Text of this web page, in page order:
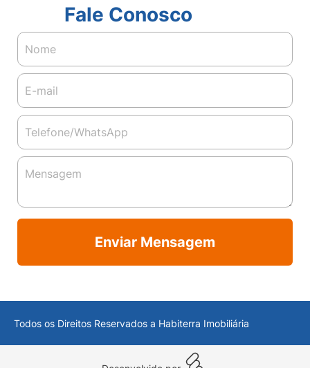
Fale Conosco
Enviar Mensagem
Todos os Direitos Reservados a Habiterra Imobiliária